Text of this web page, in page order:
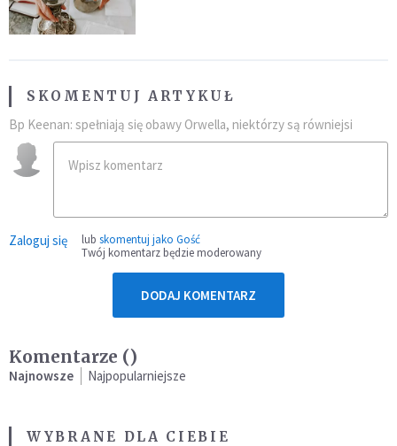
SKOMENTUJ ARTYKUŁ
Bp Keenan: spełniają się obawy Orwella, niektórzy są równiejsi
Zaloguj się lub skomentuj jako Gość
Twój komentarz będzie moderowany
DODAJ KOMENTARZ
Komentarze ()
Najnowsze Najpopularniejsze
WYBRANE DLA CIEBIE